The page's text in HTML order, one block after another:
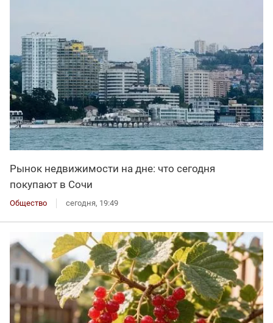
Рынок недвижимости на дне: что сегодня
покупают в Сочи
Общество сегодня, 19:49